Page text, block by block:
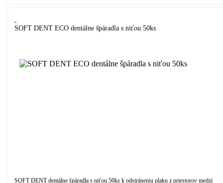
SOFT DENT ECO dentálne špáradla s niťou 50ks
SOFT DENT dentálne špáradla s niťou 50ks k odstráneniu plaku z priestorov medzi